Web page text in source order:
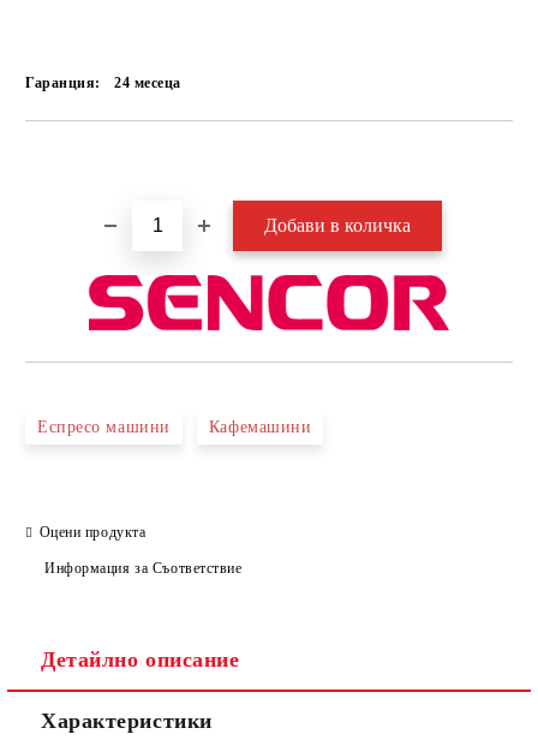
Гаранция: 24 месеца
Еспресо машини Кафемашини
Оцени продукта
Информация за Съответствие
Детайлно описание
Характеристики